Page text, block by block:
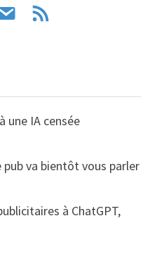
feed
une IA censée
pub va bientôt vous parler
à ChatGPT,